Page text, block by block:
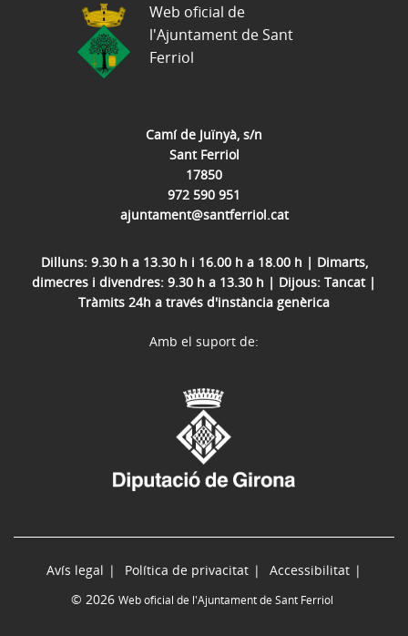
Camí de Juïnyà, s/n
Sant Ferriol
17850
972 590 951
ajuntament@santferriol.cat
Dilluns: 9.30 h a 13.30 h i 16.00 h a 18.00 h | Dimarts,
dimecres i divendres: 9.30 h a 13.30 h | Dijous: Tancat |
Tràmits 24h a través d'instància genèrica
Web oficial de
l'Ajuntament de Sant
Ferriol
Avís legal Política de privacitat
Accessibilitat
© 2026 Web oficial de l'Ajuntament de Sant Ferriol
Amb el suport de: